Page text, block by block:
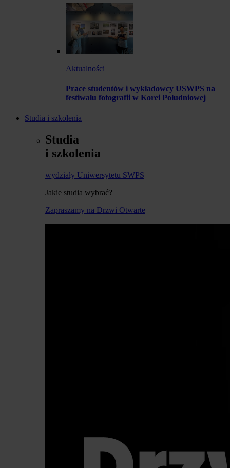
Aktualności
Prace studentów i wykładowcy USWPS na
festiwalu fotografii w Korei Południowej
Studia i szkolenia
Studia
i szkolenia
wydziały Uniwersytetu SWPS
Jakie studia wybrać?
Zapraszamy na Drzwi Otwarte